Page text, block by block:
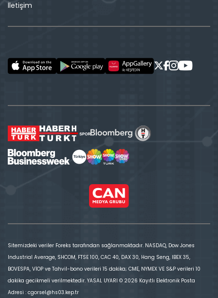
İletişim
Sitemizdeki veriler Foreks tarafından sağlanmaktadır. NASDAQ, Dow Jones
Industrial Average, SHCOM, FTSE 100, CAC 40, DAX 30, Hang Seng, IBEX 35,
BOVESPA, VİOP ve Tahvil-bono verileri 15 dakika; CME, NYMEX VE S&P verileri 10
dakika gecikmeli verilmektedir. YASAL UYARI © 2026 Kayıtlı Elektronik Posta
Adresi : cgorsel@hs03.kep.tr